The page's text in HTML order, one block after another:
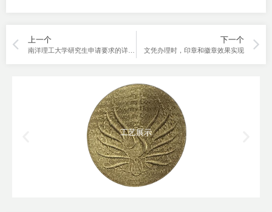
上一个
南洋理工大学研究生申请要求的详细介绍来啦，留学生必看！
下一个
文凭办理时，印章和徽章效果实现
工艺展示